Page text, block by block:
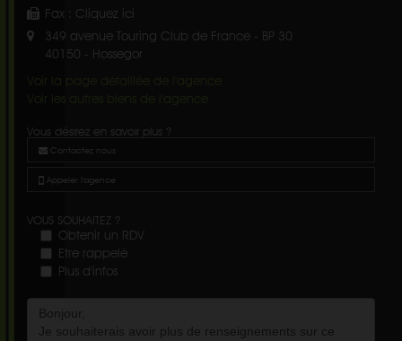
Fax : Cliquez ici
349 avenue Touring Club de France - BP 30
40150 - Hossegor
Voir la page détaillée de l'agence
Voir les autres biens de l'agence
Vous désirez en savoir plus ?
Contactez nous
Appeler l'agence
VOUS SOUHAITEZ ?
Obtenir un RDV
Etre rappelé
Plus d'infos